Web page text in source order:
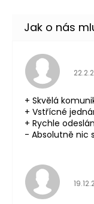
+ Skvělá
+ Vstřícné
+ Rychle
- Absolutně nic